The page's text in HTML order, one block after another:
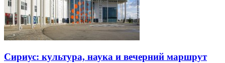
Сириус: культура, наука и вечерний маршрут